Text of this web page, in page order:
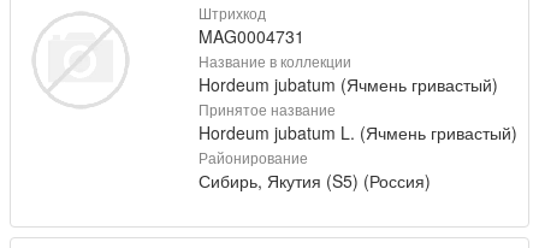
Штрихкод
MAG0004731
Название в коллекции
Hordeum jubatum (Ячмень гривастый)
Принятое название
Hordeum jubatum L. (Ячмень гривастый)
Районирование
Сибирь, Якутия (S5) (Россия)